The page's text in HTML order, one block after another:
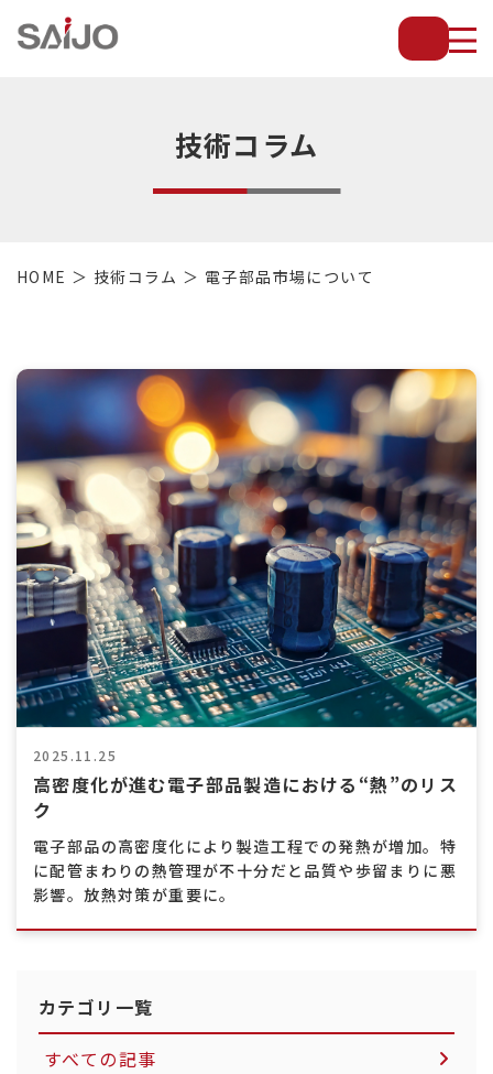
薄
放
型・
等
の
熱
交
換
効
率
向
上
技術コラム
HOME 技術コラム 電子部品市場について
2025.11.25
高密度化が進む電子部品製造における“熱”のリス
ク
電子部品の高密度化により製造工程での発熱が増加。特
に配管まわりの熱管理が不十分だと品質や歩留まりに悪
影響。放熱対策が重要に。
カテゴリ一覧
すべての記事